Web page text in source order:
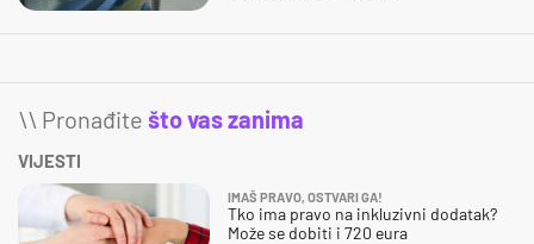
\\ Pronađite što vas zanima
VIJESTI
IMAŠ PRAVO, OSTVARI GA!
Tko ima pravo na inkluzivni dodatak?
Može se dobiti i 720 eura